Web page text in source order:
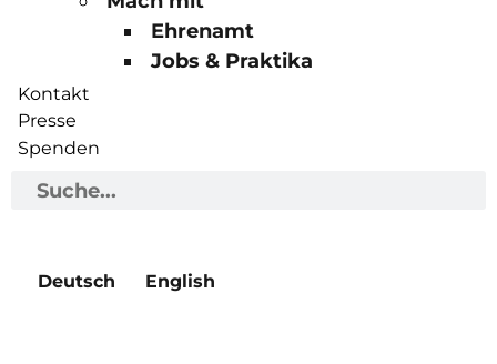
Ehrenamt
Jobs & Praktika
Kontakt
Presse
Spenden
Deutsch English